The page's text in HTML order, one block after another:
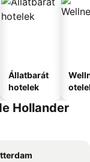
Állatbarát
hotelek
Hollander